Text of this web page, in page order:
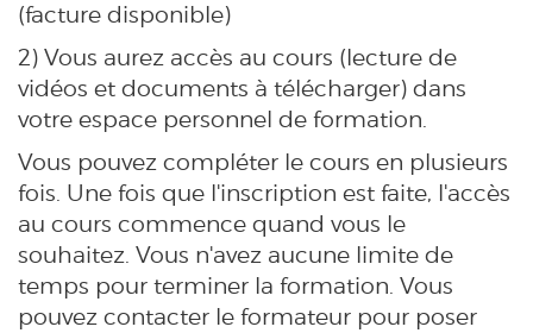
(facture disponible)
2) Vous aurez accès au cours (lecture de
vidéos et documents à télécharger) dans
votre espace personnel de formation.
Vous pouvez compléter le cours en plusieurs
fois. Une fois que l'inscription est faite, l'accès
au cours commence quand vous le
souhaitez. Vous n'avez aucune limite de
temps pour terminer la formation. Vous
pouvez contacter le formateur pour poser